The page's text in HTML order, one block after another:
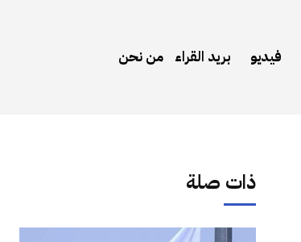
فيديو بريد القراء من نحن
ذات صلة